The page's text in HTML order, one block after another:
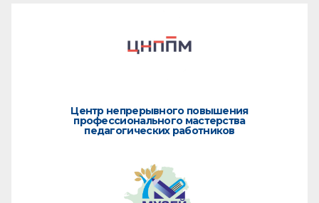
Центр непрерывного повышения
профессионального мастерства
педагогических работников